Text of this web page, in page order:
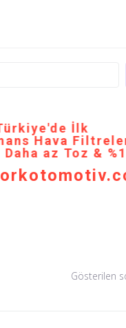
İlk
Hava
Daha az Toz &
Gösterilen